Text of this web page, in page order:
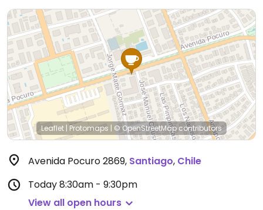
Leaflet | Protomaps | © OpenStreetMap contributors
Avenida Pocuro 2869, Santiago, Chile
Today8:30am - 9:30pm
View all open hours